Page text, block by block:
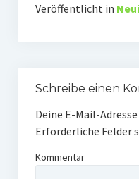
Veröffentlicht in
Schreibe einen
Deine E-Mail-
Erforderliche Felder
Kommentar